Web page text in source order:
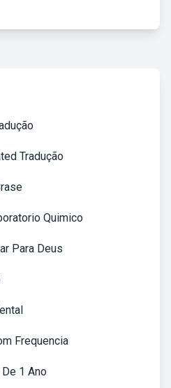
Tradução
Quimico
Para Deus
Frequencia
1 Ano